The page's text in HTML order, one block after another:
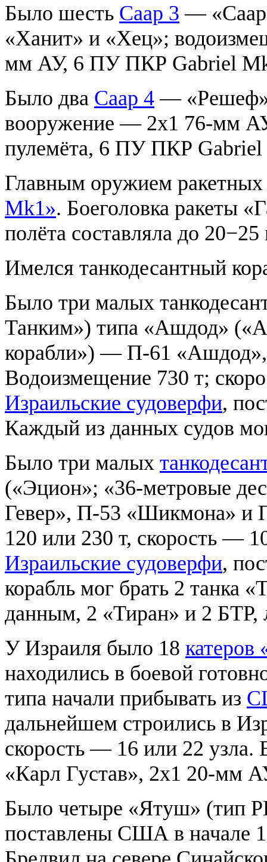
Было шесть Саар 3 —
«Ханит» и «Хец»;
мм АУ, 6 ПУ ПКР Gabriel
Было два Саар 4 — «Решеф»
вооружение — 2х1 76-мм
пулемёта, 6 ПУ ПКР
Главным оружием
Mk1». Боеголовка ракеты
полёта составляла до
Имелся танкодесантный
Было три малых
Танким») типа «Ашдод»
корабли») — П-61
Водоизмещение 730 т;
Израильские судоверфи,
Каждый из данных судов
Было три малых
(«Эцион»; «36-метровые
Гевер», П-53 «Шикмона» и
120 или 230 т, скорость —
Израильские судоверфи,
корабль мог брать 2 танка
данным, 2 «Тиран» и 2
У Израиля было 18 катеров
находились в боевой
типа начали прибывать из
дальнейшем строились в
скорость — 16 или 22
«Карл Густав», 2х1 20-мм
Было четыре «Ятуш» (тип
поставлены США в начале